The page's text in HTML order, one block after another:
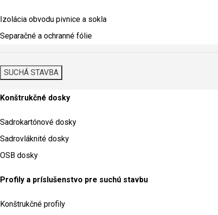
Izolácia obvodu pivnice a sokla
Separačné a ochranné fólie
SUCHÁ STAVBA
Konštrukčné dosky
Sadrokartónové dosky
Sadrovláknité dosky
OSB dosky
Profily a príslušenstvo pre suchú stavbu
Konštrukčné profily